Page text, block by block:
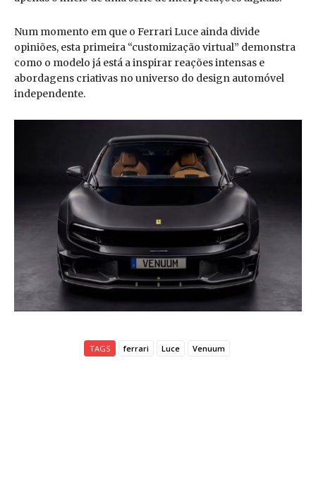
Num momento em que o Ferrari Luce ainda divide
opiniões, esta primeira “customização virtual” demonstra
como o modelo já está a inspirar reações intensas e
abordagens criativas no universo do design automóvel
independente.
TAGS ferrari Luce Venuum